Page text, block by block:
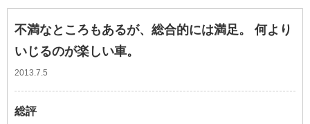
不満なところもあるが、総合的には満足。 何より
いじるのが楽しい車。
2013.7.5
総評